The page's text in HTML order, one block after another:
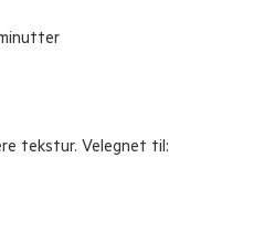
tekstur. Velegnet til: